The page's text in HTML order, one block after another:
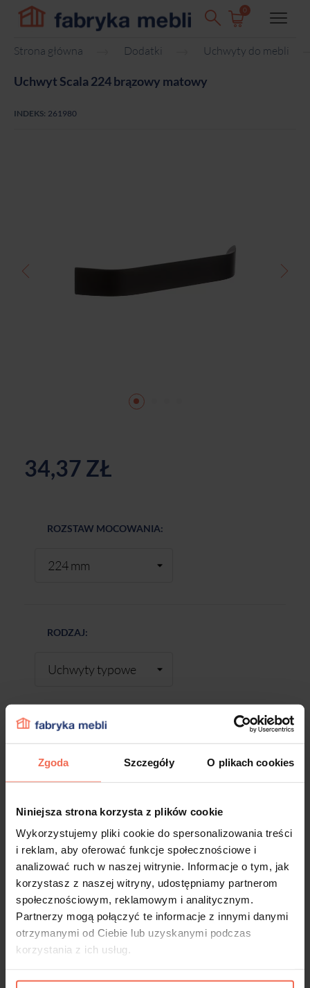
Zgoda Szczegóły O plikach cookies
Niniejsza strona korzysta z plików cookie
Wykorzystujemy pliki cookie do spersonalizowania treści
i reklam, aby oferować funkcje społecznościowe i
analizować ruch w naszej witrynie. Informacje o tym, jak
korzystasz z naszej witryny, udostępniamy partnerom
społecznościowym, reklamowym i analitycznym.
Partnerzy mogą połączyć te informacje z innymi danymi
otrzymanymi od Ciebie lub uzyskanymi podczas
korzystania z ich usług.
0
Strona główna Dodatki Uchwyty do mebli
Uchwyt Scala 224 brązowy matowy
INDEKS: 261980
34,37 ZŁ
ROZSTAW MOCOWANIA:
RODZAJ:
+
Próbki są produktem na zamówienie.
Produkty te nie podlegają zwrotom.
Dane techniczne